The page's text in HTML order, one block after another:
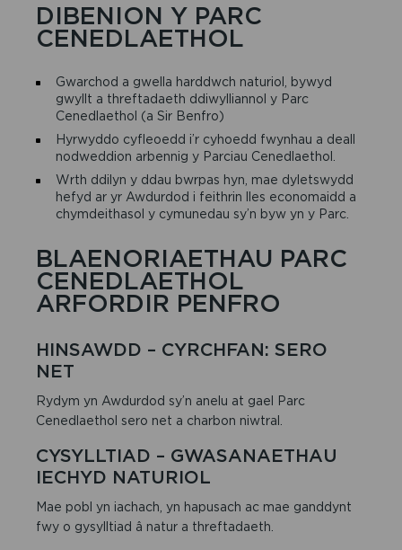
DIBENION Y PARC
CENEDLAETHOL
Gwarchod a gwella harddwch naturiol, bywyd
gwyllt a threftadaeth ddiwylliannol y Parc
Cenedlaethol (a Sir Benfro)
Hyrwyddo cyfleoedd i’r cyhoedd fwynhau a deall
nodweddion arbennig y Parciau Cenedlaethol.
Wrth ddilyn y ddau bwrpas hyn, mae dyletswydd
hefyd ar yr Awdurdod i feithrin lles economaidd a
chymdeithasol y cymunedau sy’n byw yn y Parc.
BLAENORIAETHAU PARC
CENEDLAETHOL
ARFORDIR PENFRO
HINSAWDD – CYRCHFAN: SERO
NET
Rydym yn Awdurdod sy’n anelu at gael Parc
Cenedlaethol sero net a charbon niwtral.
CYSYLLTIAD – GWASANAETHAU
IECHYD NATURIOL
Mae pobl yn iachach, yn hapusach ac mae ganddynt
fwy o gysylltiad â natur a threftadaeth.